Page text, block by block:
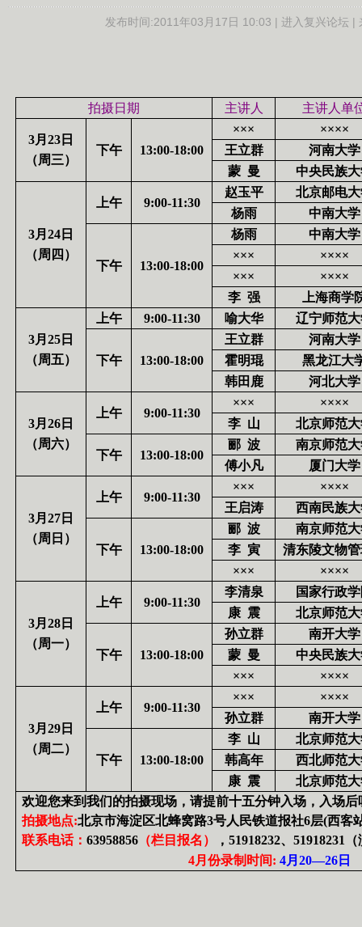
发布时间:2011年03月17日 10:03 | 进入复兴论坛|
拍摄日期 主讲人 主讲人单
3月 23 日
（周三）
下午 13:00-18:00
×××
××××
王立群
河南大学
蒙 曼 中央民族
3月 24 日
（周四）
上午 9:00-11:30
赵玉平
北京邮电
杨雨
中南大学
下午 13:00-18:00
杨雨
中南大学
×××
××××
×××
××××
李 强 上海商学
3月 25 日
（周五）
上午 9:00-11:30 喻大华 辽宁师范
下午 13:00-18:00
王立群
河南大学
霍明琨
黑龙江大
韩田鹿
河北大学
3月 26 日
（周六）
上午 9:00-11:30
×××
××××
李 山 北京师范
下午 13:00-18:00
郦 波
南京师范
傅小凡
厦门大学
3月 27 日
（周日）
上午 9:00-11:30
×××
××××
王启涛
西南民族
下午 13:00-18:00
郦 波
南京师范
李 寅
清东陵文物
×××
××××
3月 28 日
（周一）
上午 9:00-11:30
李清泉
国家行政
康 震 北京师范
下午 13:00-18:00
孙立群
南开大学
蒙 曼
中央民族
×××
××××
3月 29 日
（周二）
上午 9:00-11:30
×××
××××
孙立群
南开大学
下午 13:00-18:00
李 山
北京师范
韩高年
西北师范
康 震
北京师范
欢迎您来到我们的拍摄现场，请提前十五分钟入场，入场
拍摄地点:北京市海淀区北蜂窝路3号人民铁道报社6层(西客
联系电话：63958856 （栏目报名） ，51918232、51918231
4月份录制时间: 4月 20—26日